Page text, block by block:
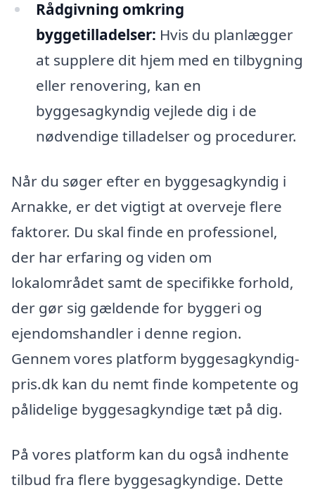
Rådgivning omkring
byggetilladelser: Hvis du planlægger
at supplere dit hjem med en tilbygning
eller renovering, kan en
byggesagkyndig vejlede dig i de
nødvendige tilladelser og procedurer.
Når du søger efter en byggesagkyndig i
Arnakke, er det vigtigt at overveje flere
faktorer. Du skal finde en professionel,
der har erfaring og viden om
lokalområdet samt de specifikke forhold,
der gør sig gældende for byggeri og
ejendomshandler i denne region.
Gennem vores platform byggesagkyndig-
pris.dk kan du nemt finde kompetente og
pålidelige byggesagkyndige tæt på dig.
På vores platform kan du også indhente
tilbud fra flere byggesagkyndige. Dette